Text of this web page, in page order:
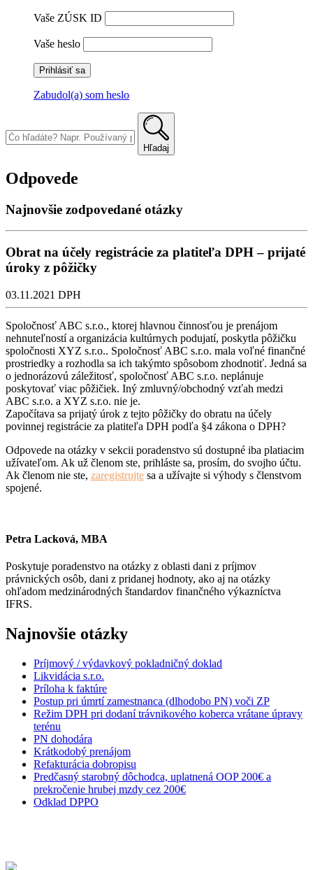
Vaše ZÚSK ID
Vaše heslo
Zabudol(a) som heslo
to
content
Hľadaj
Odpovede
Najnovšie zodpovedané otázky
Obrat na účely registrácie za platiteľa DPH – prijaté
úroky z pôžičky
03.11.2021 DPH
Spoločnosť ABC s.r.o., ktorej hlavnou činnosťou je prenájom
nehnuteľností a organizácia kultúrnych podujatí, poskytla pôžičku
spoločnosti XYZ s.r.o.. Spoločnosť ABC s.r.o. mala voľné finančné
prostriedky a rozhodla sa ich takýmto spôsobom zhodnotiť. Jedná sa
o jednorázovú záležitosť, spoločnosť ABC s.r.o. neplánuje
poskytovať viac pôžičiek. Iný zmluvný/obchodný vzťah medzi
ABC s.r.o. a XYZ s.r.o. nie je.
Započítava sa prijatý úrok z tejto pôžičky do obratu na účely
povinnej registrácie za platiteľa DPH podľa §4 zákona o DPH?
Odpovede na otázky v sekcii poradenstvo sú dostupné iba platiacim
užívateľom. Ak už členom ste, prihláste sa, prosím, do svojho účtu.
Ak členom nie ste, zaregistrujte sa a užívajte si výhody s členstvom
spojené.
Petra Lacková, MBA
Poskytuje poradenstvo na otázky z oblasti dani z príjmov
právnických osôb, dani z pridanej hodnoty, ako aj na otázky
ohľadom medzinárodných štandardov finančného výkazníctva
IFRS.
Najnovšie otázky
Príjmový / výdavkový pokladničný doklad
Likvidácia s.r.o.
Príloha k faktúre
Postup pri úmrtí zamestnanca (dlhodobo PN) voči ZP
Režim DPH pri dodaní trávnikového koberca vrátane úpravy
terénu
PN dohodára
Krátkodobý prenájom
Refakturácia dobropisu
Predčasný starobný dôchodca, uplatnená OOP 200€ a
prekročenie hrubej mzdy cez 200€
Odklad DPPO